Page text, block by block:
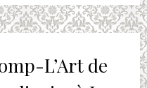
L’Art de